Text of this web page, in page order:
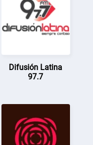
Difusión Latina
97.7